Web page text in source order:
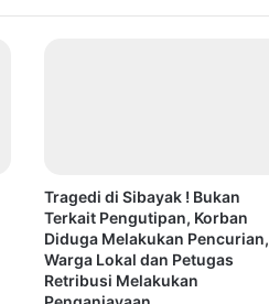
Tragedi di Sibayak ! Bukan
Terkait Pengutipan, Korban
Diduga Melakukan Pencurian,
Warga Lokal dan Petugas
Retribusi Melakukan